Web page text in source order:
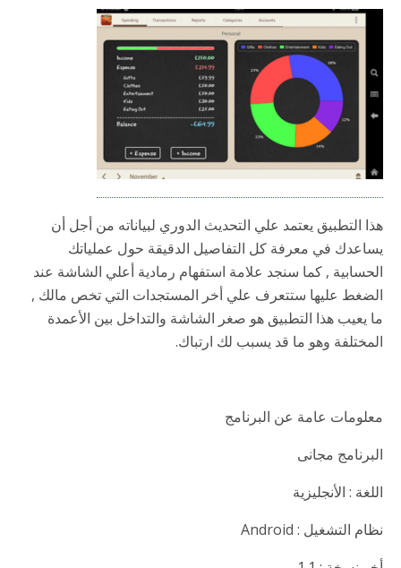
هذا التطبيق يعتمد علي التحديث الدوري لبياناته من أجل أن
يساعدك في معرفة كل التفاصيل الدقيقة حول عملياتك
الحسابية , كما سنجد علامة استفهام رمادية أعلي الشاشة عند
الضغط عليها ستتعرف علي أخر المستجدات التي تخص مالك ,
ما يعيب هذا التطبيق هو صغر الشاشة والتداخل بين الأعمدة
المختلفة وهو ما قد يسبب لك ارتباك.
معلومات عامة عن البرنامج
البرنامج مجانى
اللغة : الأنجليزية
نظام التشغيل : Android